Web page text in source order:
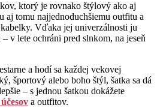
ktorý je rovnako štýlový ako aj
tomu najjednoduchšiemu outfitu a
Vďaka jej univerzálnosti ju
v lete ochráni pred slnkom, na jeseň
a hodí sa každej vekovej
športový alebo boho štýl, šatka sa dá
– s jednou šatkou dokážete
a outfitov.